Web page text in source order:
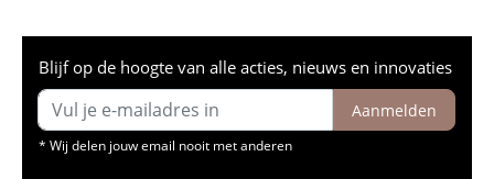
Blijf op de hoogte van alle acties, nieuws en innovaties
Aanmelden
* Wij delen jouw email nooit met anderen